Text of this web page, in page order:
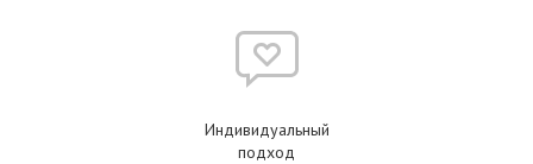
Индивидуальный
подход